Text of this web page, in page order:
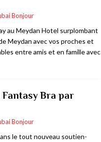
Bonjour
au Meydan Hotel surplombant
Meydan avec vos proches et
entre amis et en famille avec
Fantasy Bra par
Bonjour
le tout nouveau soutien-